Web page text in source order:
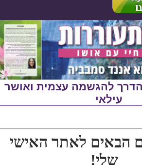
להגשמה עצמית ואושר
עילאי
הבאים לאתר האישי
שלי!